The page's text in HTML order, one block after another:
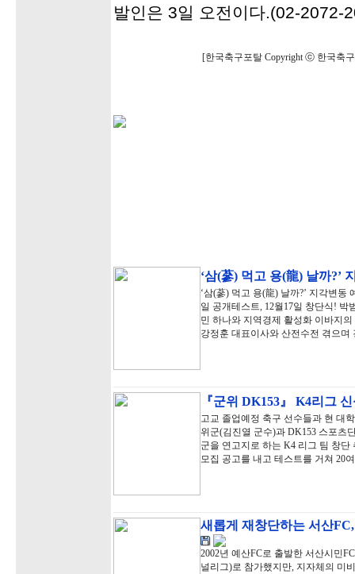
발인은 3일 오전이다.(02-2072-
[한국축구포탈 Copyright ⓒ 한국축
‘삼(蔘) 먹고 용(龍) 날까
‘삼(蔘) 먹고 용(龍) 날까?’ 지각변
일 공개테스트, 12월17일 창단식! 박
민 하나와 지역경제 활성화 이바지
강정훈 대표이사와 산전수전 겪으
『군위 DK153』 K4리그
고교 졸업예정 축구 선수들과 현 대
위군(김진열 군수)과 DK153 스포츠
군을 연고지로 하는 K4 리그 팀 창단
모집 공고를 내고 테스트를 거쳐 20
새롭게 재창단하는 서산
2002년 예산FC로 출발한 서산시민
널리그)로 참가했지만, 지자체의 미